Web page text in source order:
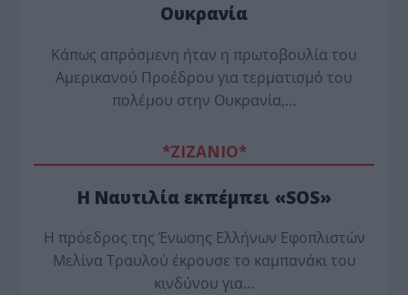
Ουκρανία
Κάπως απρόσμενη ήταν η πρωτοβουλία του
Αμερικανού Προέδρου για τερματισμό του
πολέμου στην Ουκρανία,…
*ZΙΖΑΝΙΟ*
Η Ναυτιλία εκπέμπει «SOS»
Η πρόεδρος της Ένωσης Ελλήνων Εφοπλιστών
Μελίνα Τραυλού έ­κρουσε το καμπανάκι του
κινδύνου για…